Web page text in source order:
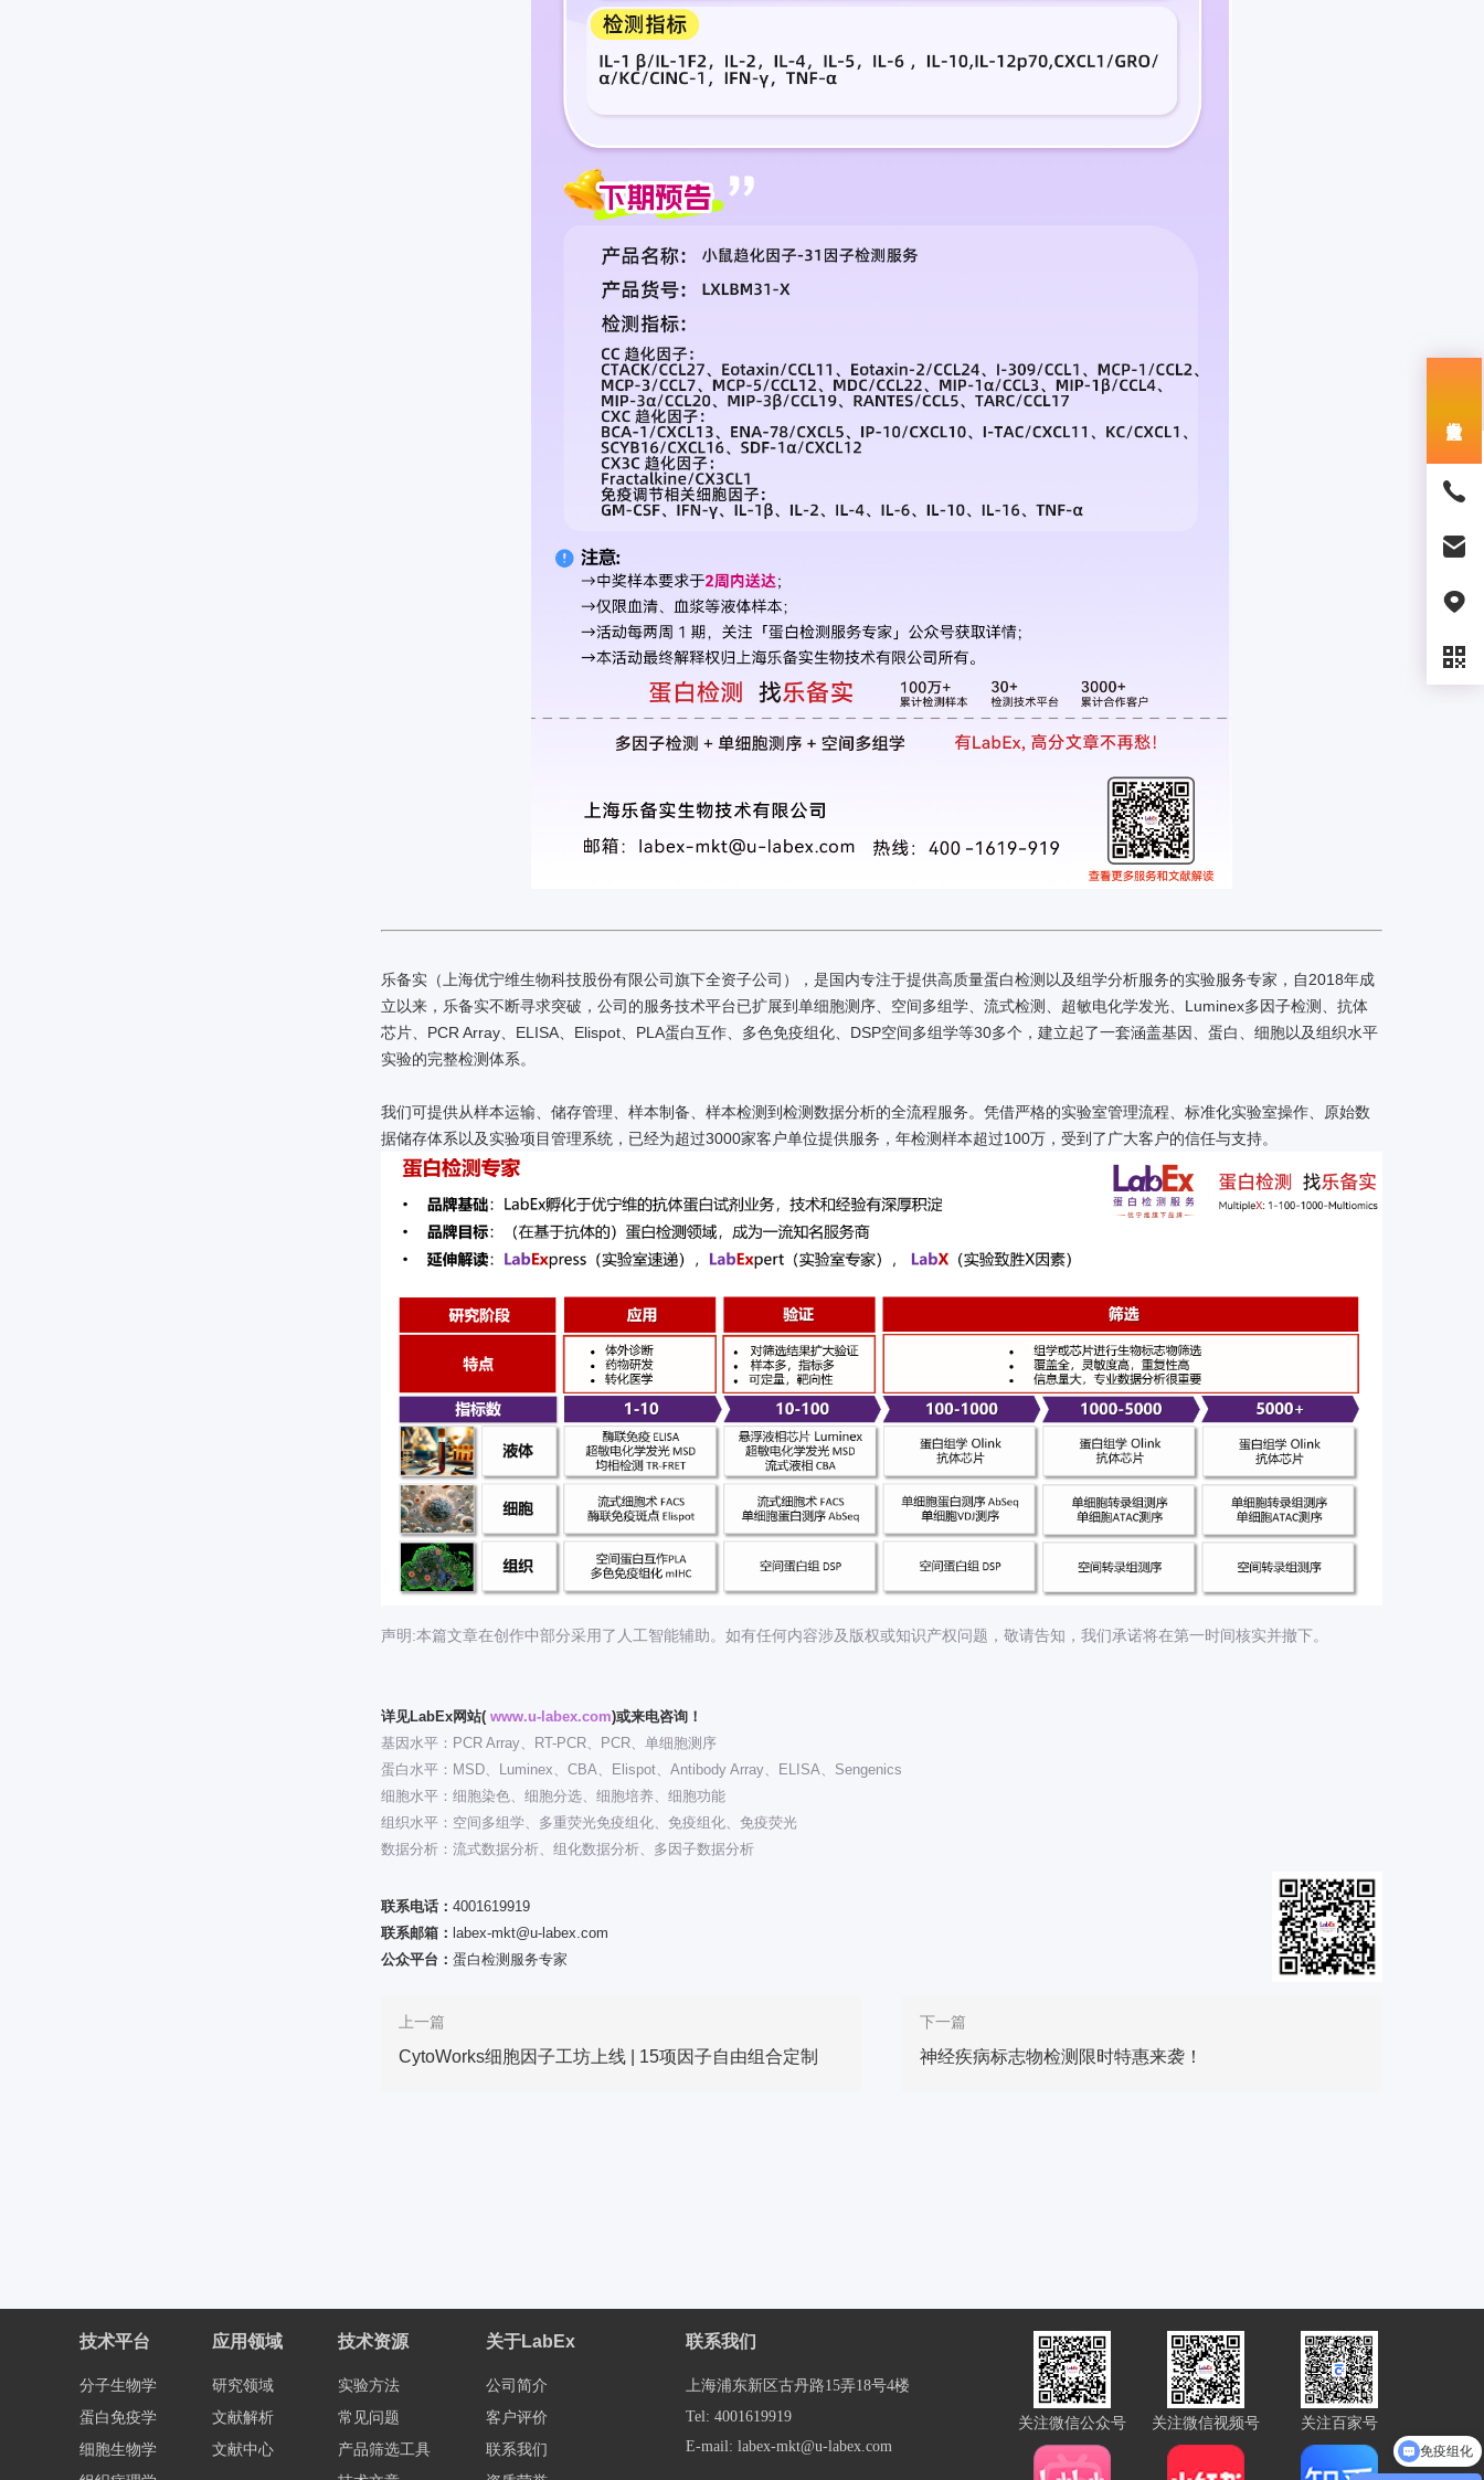
乐备实（上海优宁维生物科技股份有限公司旗下全资子公司），是国内专注于提供高质量蛋白检测以及组学分析服务的实验服务专家，自2018年成
立以来，乐备实不断寻求突破，公司的服务技术平台已扩展到单细胞测序、空间多组学、流式检测、超敏电化学发光、Luminex多因子检测、抗体
芯片、PCR Array、ELISA、Elispot、PLA蛋白互作、多色免疫组化、DSP空间多组学等30多个，建立起了一套涵盖基因、蛋白、细胞以及组织水平
实验的完整检测体系。
我们可提供从样本运输、储存管理、样本制备、样本检测到检测数据分析的全流程服务。凭借严格的实验室管理流程、标准化实验室操作、原始数
据储存体系以及实验项目管理系统，已经为超过3000家客户单位提供服务，年检测样本超过100万，受到了广大客户的信任与支持。
声明:本篇文章在创作中部分采用了人工智能辅助。如有任何内容涉及版权或知识产权问题，敬请告知，我们承诺将在第一时间核实并撤下。
详见LabEx网站( www.u-labex.com)或来电咨询！
基因水平：PCR Array、RT-PCR、PCR、单细胞测序
蛋白水平：MSD、Luminex、CBA、Elispot、Antibody Array、ELISA、Sengenics
细胞水平：细胞染色、细胞分选、细胞培养、细胞功能
组织水平：空间多组学、多重荧光免疫组化、免疫组化、免疫荧光
数据分析：流式数据分析、组化数据分析、多因子数据分析
联系电话： 4001619919
联系邮箱： labex-mkt@u-labex.com
公众平台： 蛋白检测服务专家
上一篇
CytoWorks细胞因子工坊上线 | 15项因子自由组合定制
下一篇
神经疾病标志物检测限时特惠来袭！
技术平台
分子生物学
蛋白免疫学
细胞生物学
应用领域
研究领域
文献解析
文献中心
技术资源
实验方法
常见问题
产品筛选工具
关于LabEx
公司简介
客户评价
联系我们
联系我们
上海浦东新区古丹路15弄18号4楼
Tel: 4001619919
E-mail: labex-mkt@u-labex.com
关注微信公众号 关注微信视频号 关注百家号
免疫组化
Luminex